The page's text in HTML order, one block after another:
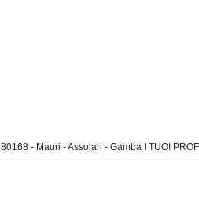
- Mauri - Assolari - Gamba I TUOI